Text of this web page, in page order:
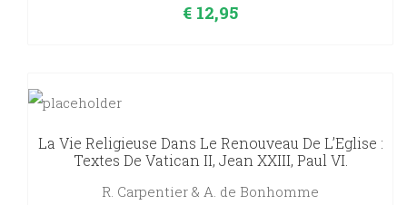
€ 12,95
La Vie Religieuse Dans Le Renouveau De L’Eglise :
Textes De Vatican II, Jean XXIII, Paul VI.
R. Carpentier & A. de Bonhomme